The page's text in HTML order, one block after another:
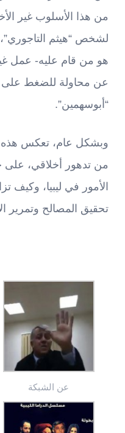
من هذا الأسلوب غير
لشخص “هيثم
هو من قام عليه- عمل
عن محاولة للضغط
“أبوسهمين”.
وبشكل عام، تعكس هذه
من تدهور أخلاقي، على
الأمور في ليبيا، وكيف
تحقيق المصالح وتمرير
عن الشبكة